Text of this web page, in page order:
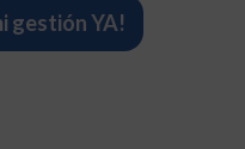
gestión YA!